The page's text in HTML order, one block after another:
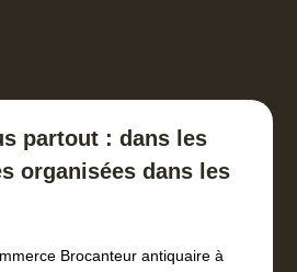
partout : dans les
organisées dans les
Brocanteur antiquaire à